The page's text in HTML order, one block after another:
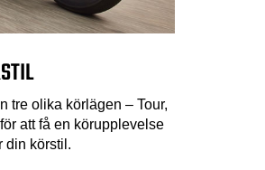
tre olika körlägen – Tour,
att få en körupplevelse
din körstil.